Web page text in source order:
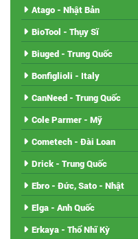
Atago - Nhật Bản
BioTool - Thụy Sĩ
Biuged - Trung Quốc
Bonfiglioli - Italy
CanNeed - Trung Quốc
Cole Parmer - Mỹ
Cometech - Đài Loan
Drick - Trung Quốc
Ebro - Đức, Sato - Nhật
Elga - Anh Quốc
Erkaya - Thổ Nhĩ Kỳ